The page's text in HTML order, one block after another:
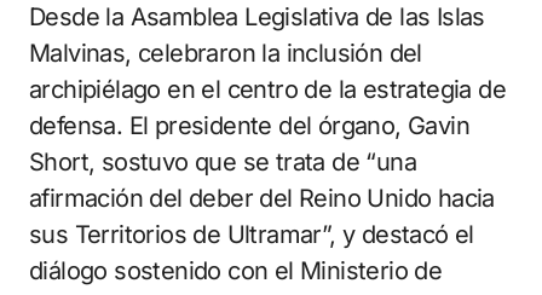
Desde la Asamblea Legislativa de las Islas
Malvinas, celebraron la inclusión del
archipiélago en el centro de la estrategia de
defensa. El presidente del órgano, Gavin
Short, sostuvo que se trata de “una
afirmación del deber del Reino Unido hacia
sus Territorios de Ultramar”, y destacó el
diálogo sostenido con el Ministerio de